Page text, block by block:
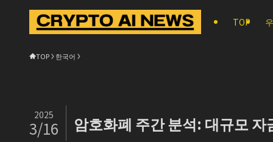
TOP
TOP 한국어
암호화폐 주간 분석: 대규모
2025
3/16